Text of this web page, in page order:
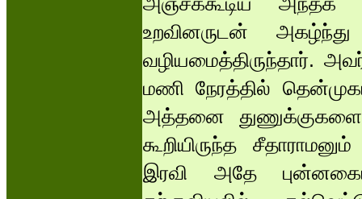
உறவினருடன் அகழ்ந்து
வழியமைத்திருந்தார்.
மணி நேரத்தில் தென்முகப்
அத்தனை
கூறியிருந்த
இரவி அதே